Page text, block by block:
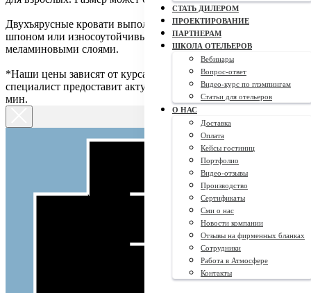
СТАТЬ ДИЛЕРОМ
ПРОЕКТИРОВАНИЕ
ПАРТНЕРАМ
ШКОЛА ОТЕЛЬЕРОВ
Вебинары
Вопрос-ответ
Видео-курс по глэмпингам
Статьи для отельеров
О НАС
Доставка
Оплата
Кейсы гостиниц
Портфолио
Видео-отзывы
Производство
Сертификаты
Сми о нас
Новости компании
Отзывы на фирменных бланках
Сотрудники
Работа в Атмосфере
Контакты
Двухъярусные кровати выполнены из ДСП с покрытием
шпоном или износоутойчивым ламинатом с пропиткой
меламиновыми слоями.
*Наши цены зависят от курса доллара. Оставьте заявку и наш
специалист предоставит актуальную стоимость в течение 15
мин.